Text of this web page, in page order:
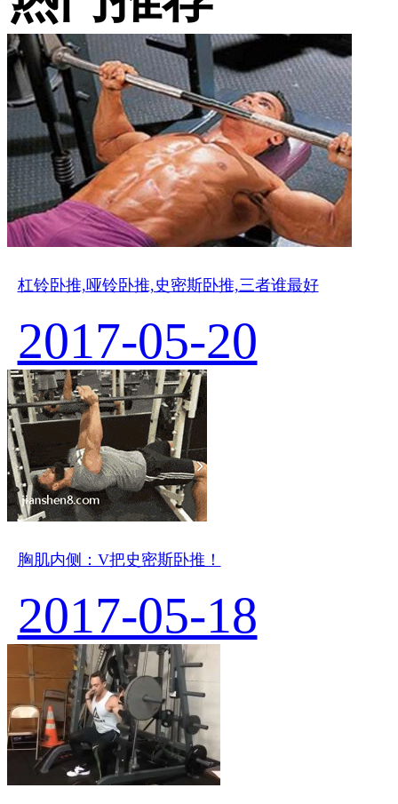
杠铃卧推,哑铃卧推,史密斯卧推,三者谁最好
2017-05-20
胸肌内侧：V把史密斯卧推！
2017-05-18